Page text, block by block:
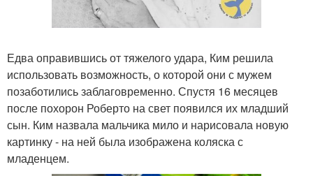
Едва оправившись от тяжелого удара, Ким решила
использовать возможность, о которой они с мужем
позаботились заблаговременно. Спустя 16 месяцев
после похорон Роберто на свет появился их младший
сын. Ким назвала мальчика мило и нарисовала новую
картинку - на ней была изображена коляска с
младенцем.